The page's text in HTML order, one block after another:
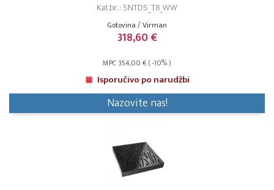
Kat.br. : SNTDS_T8_WW
Gotovina / Virman
318,60 €
MPC 354,00 € ( -10% )
Isporučivo po narudžbi
Nazovite nas!